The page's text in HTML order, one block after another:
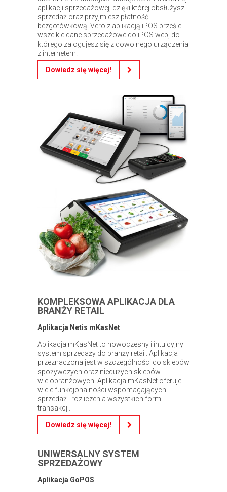
aplikacji sprzedażowej, dzięki której obsłużysz
sprzedaż oraz przyjmiesz płatność
bezgotówkową. Vero z aplikacją iPOS prześle
wszelkie dane sprzedażowe do iPOS web, do
którego zalogujesz się z dowolnego urządzenia
z internetem.
Dowiedz się więcej!
KOMPLEKSOWA APLIKACJA DLA
BRANŻY RETAIL
Aplikacja Netis mKasNet
Aplikacja mKasNet to nowoczesny i intuicyjny
system sprzedaży do branży retail. Aplikacja
przeznaczona jest w szczególności do sklepów
spożywczych oraz niedużych sklepów
wielobranżowych. Aplikacja mKasNet oferuje
wiele funkcjonalności wspomagających
sprzedaż i rozliczenia wszystkich form
transakcji.
Dowiedz się więcej!
UNIWERSALNY SYSTEM
SPRZEDAŻOWY
Aplikacja GoPOS